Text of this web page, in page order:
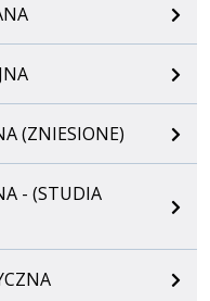
(ZNIESIONE)
- (STUDIA